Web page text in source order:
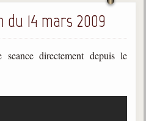
14 mars 2009
seance directement depuis le